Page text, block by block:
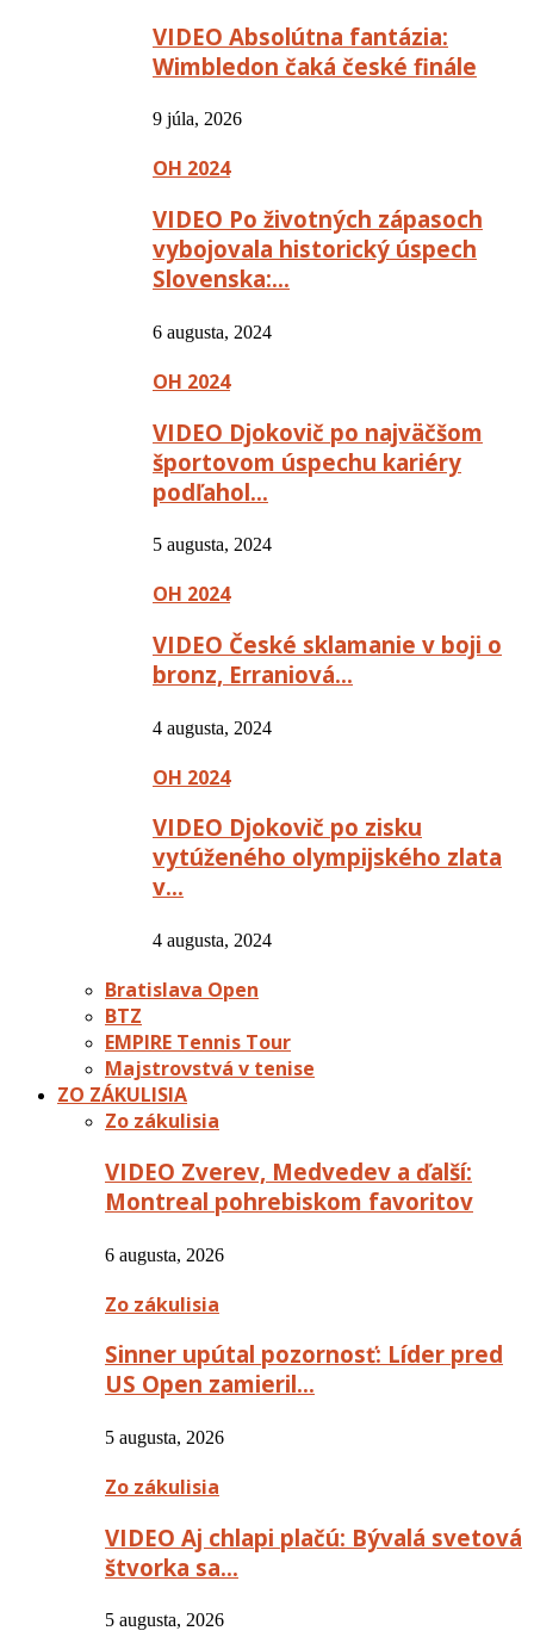
VIDEO Absolútna fantázia:
Wimbledon čaká české finále
9 júla, 2026
OH 2024
VIDEO Po životných zápasoch
vybojovala historický úspech
Slovenska:…
6 augusta, 2024
OH 2024
VIDEO Djokovič po najväčšom
športovom úspechu kariéry
podľahol…
5 augusta, 2024
OH 2024
VIDEO České sklamanie v boji o
bronz, Erraniová…
4 augusta, 2024
OH 2024
VIDEO Djokovič po zisku
vytúženého olympijského zlata
v…
4 augusta, 2024
Bratislava Open
BTZ
EMPIRE Tennis Tour
Majstrovstvá v tenise
ZO ZÁKULISIA
Zo zákulisia
VIDEO Zverev, Medvedev a ďalší:
Montreal pohrebiskom favoritov
6 augusta, 2026
Zo zákulisia
Sinner upútal pozornosť: Líder pred
US Open zamieril…
5 augusta, 2026
Zo zákulisia
VIDEO Aj chlapi plačú: Bývalá svetová
štvorka sa…
5 augusta, 2026